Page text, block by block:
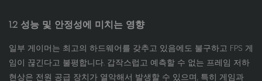
1.2 성능 및 안정성에 미치는 영향
일부 게이머는 최고의 하드웨어를 갖추고 있음에도 불구하고 FPS 게
임이 끊긴다고 불평합니다. 갑작스럽고 예측할 수 없는 프레임 저하
현상은 전원 공급 장치가 열악해서 발생할 수 있으며, 특히 게임과